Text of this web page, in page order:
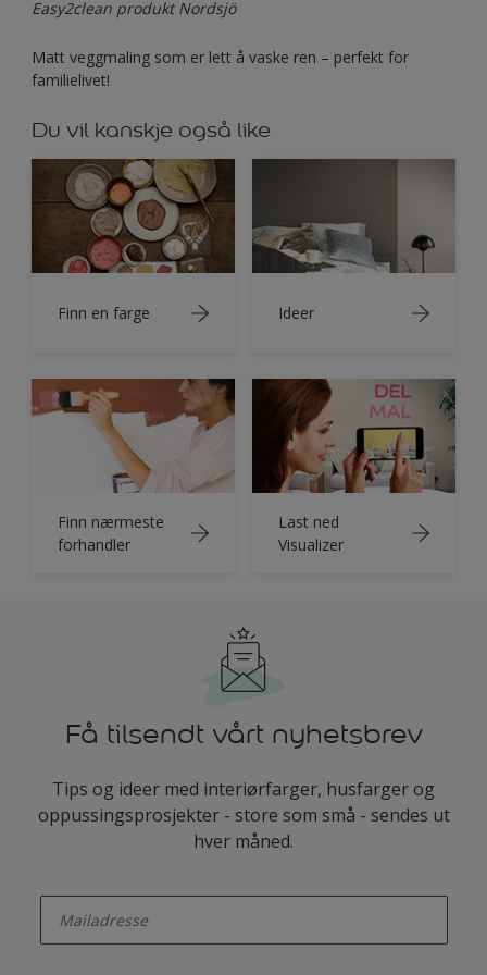
Easy2clean produkt Nordsjö
Matt veggmaling som er lett å vaske ren – perfekt for
familielivet!
Du vil kanskje også like
Finn en farge Ideer
Finn nærmeste
forhandler
Last ned
Visualizer
Få tilsendt vårt nyhetsbrev
Tips og ideer med interiørfarger, husfarger og
oppussingsprosjekter - store som små - sendes ut
hver måned.